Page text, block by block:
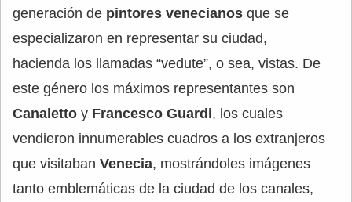
generación de pintores venecianos que se
especializaron en representar su ciudad,
hacienda los llamadas “vedute”, o sea, vistas. De
este género los máximos representantes son
Canaletto y Francesco Guardi, los cuales
vendieron innumerables cuadros a los extranjeros
que visitaban Venecia, mostrándoles imágenes
tanto emblemáticas de la ciudad de los canales,